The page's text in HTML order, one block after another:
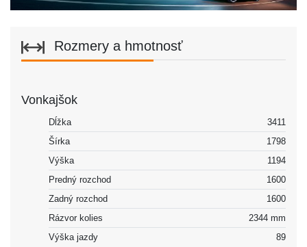
Rozmery a hmotnosť
Vonkajšok
Dĺžka
3411
Šírka
1798
Výška
1194
Predný rozchod
1600
Zadný rozchod
1600
Rázvor kolies
2344 mm
Výška jazdy
89